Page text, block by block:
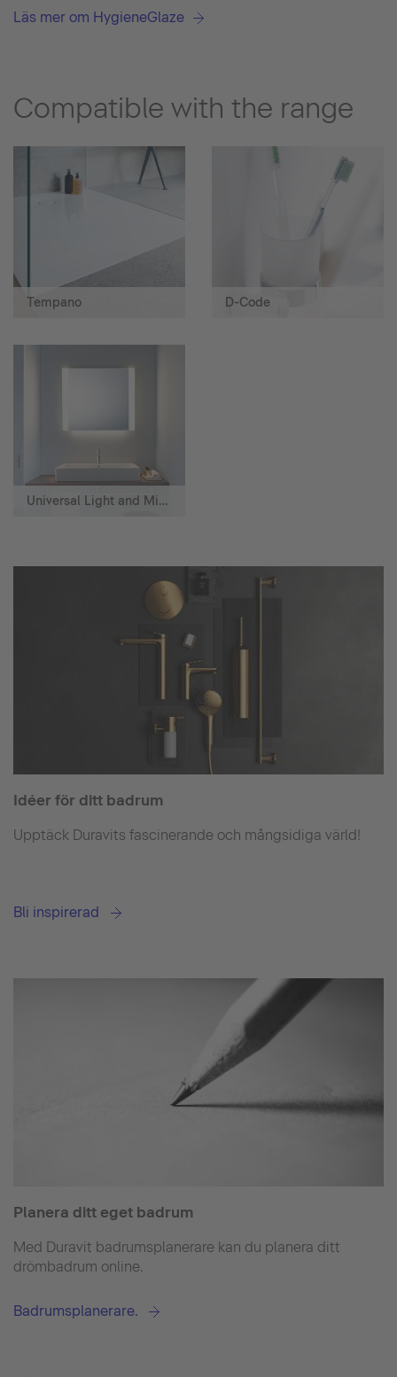
Läs mer om HygieneGlaze
Compatible with the range
Tempano D-Code
Universal Light and Mirror
Idéer för ditt badrum
Upptäck Duravits fascinerande och mångsidiga värld!
Bli inspirerad
Planera ditt eget badrum
Med Duravit badrumsplanerare kan du planera ditt
drömbadrum online.
Badrumsplanerare.